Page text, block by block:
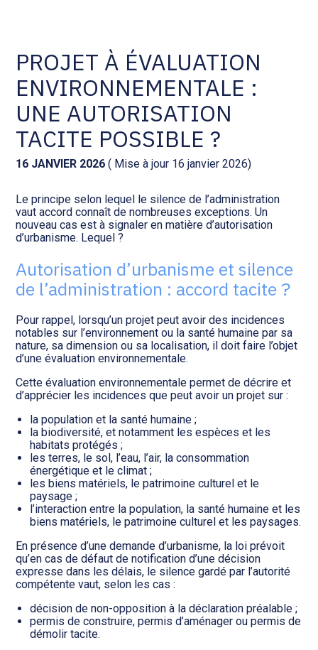
Social et ressources humaines
Assistance juridique
Pilotage d’entreprise
Audit légal
Gestion de patrimoine
Procédures collectives
Transition numérique
Tenue de votre comptabilité :
ACD
Facturation et pilotage :
EVOLIZ
Analyse et tableau de bord :
WAIBI
Gérer vos ressources
humaines : SILAE
PROJET À ÉVALUATION
ENVIRONNEMENTALE :
UNE AUTORISATION
TACITE POSSIBLE ?
16 JANVIER 2026 ( Mise à jour 16 janvier 2026)
Le principe selon lequel le silence de l’administration
vaut accord connaît de nombreuses exceptions. Un
nouveau cas est à signaler en matière d’autorisation
d’urbanisme. Lequel ?
Autorisation d’urbanisme et silence
de l’administration : accord tacite ?
Pour rappel, lorsqu’un projet peut avoir des incidences
notables sur l’environnement ou la santé humaine par sa
nature, sa dimension ou sa localisation, il doit faire l’objet
d’une évaluation environnementale.
Cette évaluation environnementale permet de décrire et
d’apprécier les incidences que peut avoir un projet sur :
la population et la santé humaine ;
la biodiversité, et notamment les espèces et les
habitats protégés ;
les terres, le sol, l’eau, l’air, la consommation
énergétique et le climat ;
les biens matériels, le patrimoine culturel et le
paysage ;
l’interaction entre la population, la santé humaine et les
biens matériels, le patrimoine culturel et les paysages.
En présence d’une demande d’urbanisme, la loi prévoit
qu’en cas de défaut de notification d’une décision
expresse dans les délais, le silence gardé par l’autorité
compétente vaut, selon les cas :
décision de non-opposition à la déclaration préalable ;
permis de construire, permis d’aménager ou permis de
démolir tacite.